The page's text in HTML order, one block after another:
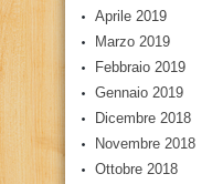
Aprile 2019
Marzo 2019
Febbraio 2019
Gennaio 2019
Dicembre 2018
Novembre 2018
Ottobre 2018